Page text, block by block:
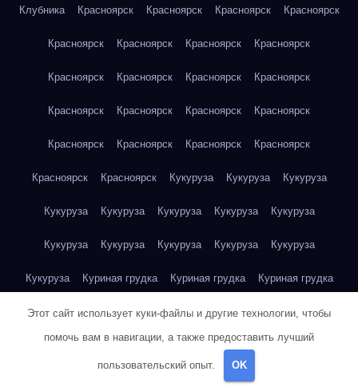
Клубника Красноярск Красноярск Красноярск Красноярск
Красноярск Красноярск Красноярск Красноярск
Красноярск Красноярск Красноярск Красноярск
Красноярск Красноярск Красноярск Красноярск
Красноярск Красноярск Красноярск Красноярск
Красноярск Красноярск Кукуруза Кукуруза Кукуруза
Кукуруза Кукуруза Кукуруза Кукуруза Кукуруза
Кукуруза Кукуруза Кукуруза Кукуруза Кукуруза
Кукуруза Куриная грудка Куриная грудка Куриная грудка
Куриная грудка Куриная грудка Куриная грудка
Куриная грудка Куриная грудка
Куриная грудка
Этот сайт использует куки-файлы и другие технологии, чтобы
помочь вам в навигации, а также предоставить лучший
пользовательский опыт. OK